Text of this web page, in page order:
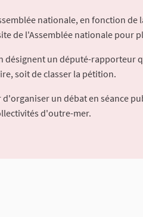
nationale, en fonction de
de l'Assemblée nationale pour
désignent un député-rapporteur
soit de classer la pétition.
un débat en séance
d'outre-mer.